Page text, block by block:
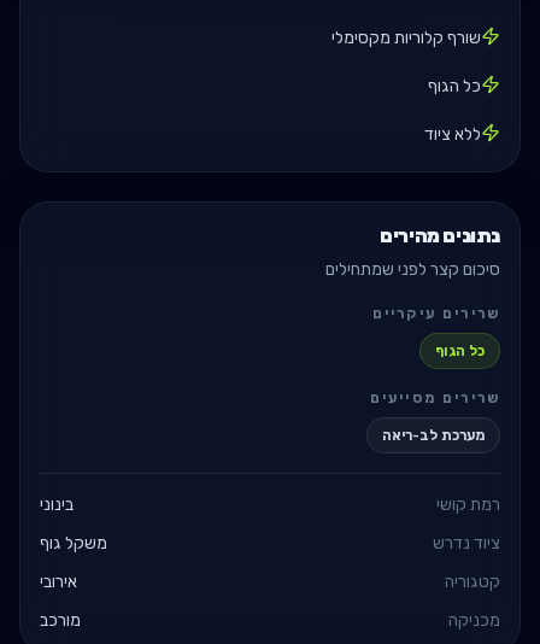
שורף קלוריות מקסימלי
כל הגוף
ללא ציוד
נתונים מהירים
סיכום קצר לפני שמתחילים
שרירים עיקריים
כל הגוף
שרירים מסייעים
מערכת לב-ריאה
רמת קושי
בינוני
ציוד נדרש
משקל גוף
קטגוריה
אירובי
מכניקה
מורכב